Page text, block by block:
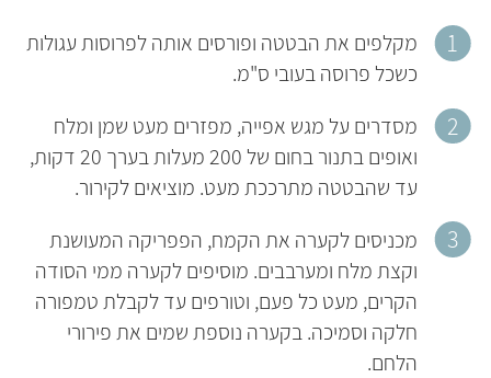
מקלפים את הבטטה ופורסים אותה לפרוסות עגולות
כשכל פרוסה בעובי ס"מ.
מסדרים על מגש אפייה, מפזרים מעט שמן ומלח
ואופים בתנור בחום של 200 מעלות בערך 20 דקות,
עד שהבטטה מתרככת מעט. מוציאים לקירור.
מכניסים לקערה את הקמח, הפפריקה המעושנת
וקצת מלח ומערבבים. מוסיפים לקערה ממי הסודה
הקרים, מעט כל פעם, וטורפים עד לקבלת טמפורה
חלקה וסמיכה. בקערה נוספת שמים את פירורי
הלחם.